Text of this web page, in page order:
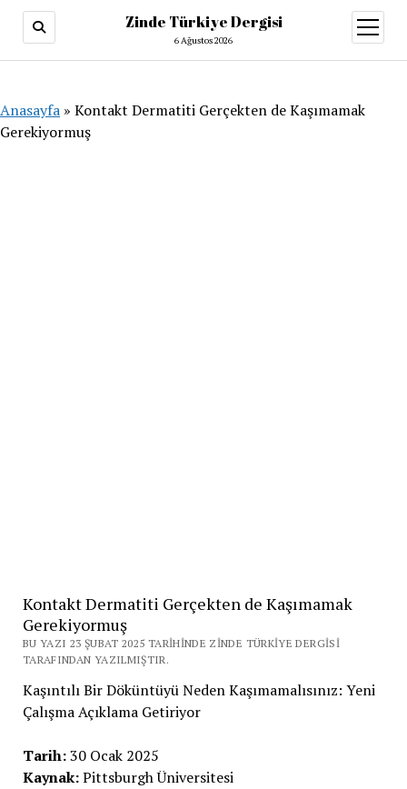
Zinde Türkiye Dergisi
6 Ağustos 2026
aç
Anasayfa » Kontakt Dermatiti Gerçekten de Kaşımamak
Gerekiyormuş
Kontakt Dermatiti Gerçekten de Kaşımamak
Gerekiyormuş
BU YAZI 23 ŞUBAT 2025 TARIHINDE ZINDE TÜRKIYE DERGISI
TARAFINDAN YAZILMIŞTIR.
Kaşıntılı Bir Döküntüyü Neden Kaşımamalısınız: Yeni
Çalışma Açıklama Getiriyor
Tarih:30 Ocak 2025
Kaynak:Pittsburgh Üniversitesi